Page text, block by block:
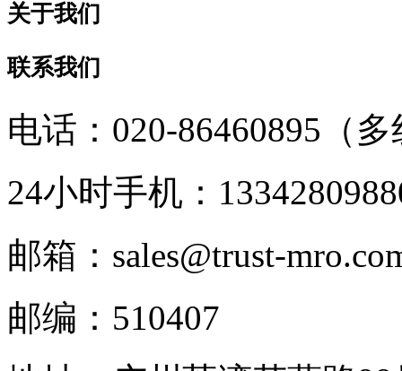
关于我们
联系我们
电话：020-86460895（
24小时手机：
邮箱：sales@trust-
邮编：510407